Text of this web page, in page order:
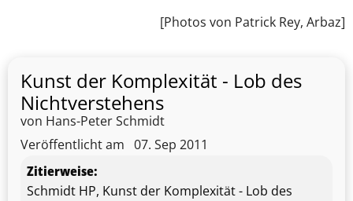
[Photos von Patrick Rey, Arbaz]
Kunst der Komplexität - Lob des
Nichtverstehens
von Hans-Peter Schmidt
Veröffentlicht am 07. Sep 2011
Zitierweise:
Schmidt HP, Kunst der Komplexität - Lob des